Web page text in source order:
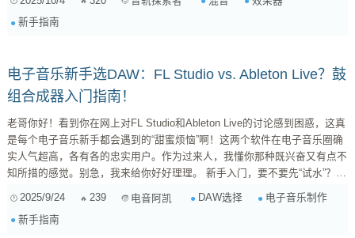
（Reverb）：模拟空间感的小能手 混响是啥？ 简单来说，混响就是声音在
一个空间中反复反射后，逐渐衰减的过程。它让我们能听到声音“在哪里”发
新手指南
电子音乐新手选DAW：FL Studio vs. Ableton Live？鼓
组合成器入门指南！
老哥你好！看到你在网上对FL Studio和Ableton Live的讨论感到困惑，这真
是每个电子音乐新手都会遇到的“甜蜜烦恼”啊！这两个软件在电子音乐圈确
实人气超高，各有各的忠实用户。作为过来人，我懂你那种既兴奋又有点不
知所措的感觉。别急，我来给你好好理理。 新手入门，要不要先“试水”？
手FL或Ableton对完全的新手来说，确实可能有点“劝退”。界面复杂，功能
2025/9/24 239 电音阿凯 DAW选择
电子音乐制作
新手指南